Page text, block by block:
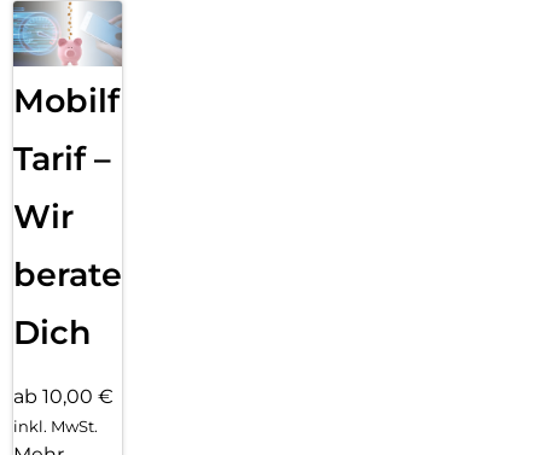
Mobilfunk
Tarif –
Wir
beraten
Dich
ab 10,00 €
inkl. MwSt.